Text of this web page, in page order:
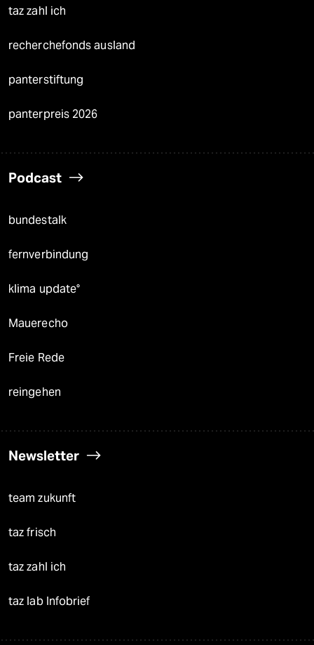
taz zahl ich
recherchefonds ausland
panterstiftung
panterpreis 2026
Podcast
bundestalk
fernverbindung
klima update°
Mauerecho
Freie Rede
reingehen
Newsletter
team zukunft
taz frisch
taz zahl ich
taz lab Infobrief